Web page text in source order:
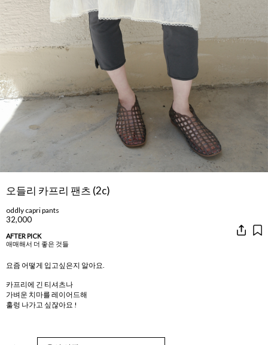
오들리 카프리 팬츠 (2c)
oddly capri pants
32,000
AFTER PICK
애매해서 더 좋은 것들
요즘 어떻게 입고싶은지 알아요.
카프리에 긴 티셔츠나
가벼운 치마를 레이어드해
훌렁 나가고 싶잖아요 !